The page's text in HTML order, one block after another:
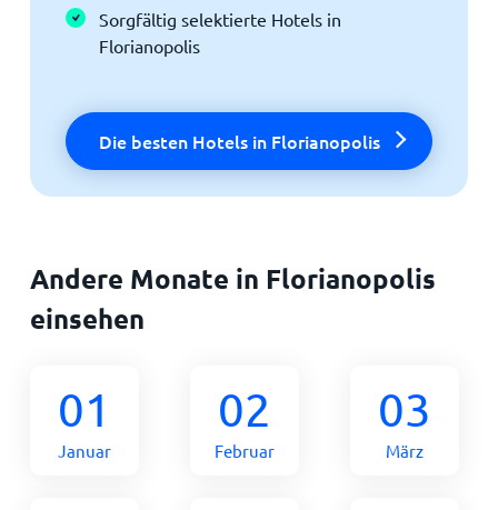
Sorgfältig selektierte Hotels in
Florianopolis
Die besten Hotels in Florianopolis
Andere Monate in Florianopolis
einsehen
01
Januar
02
Februar
03
März